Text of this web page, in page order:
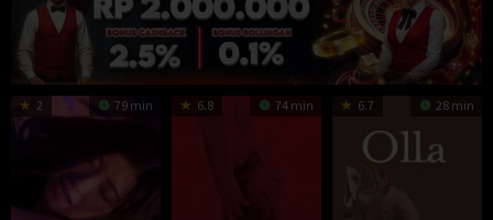
2 79 min 6.8 74 min 6.7 28 min